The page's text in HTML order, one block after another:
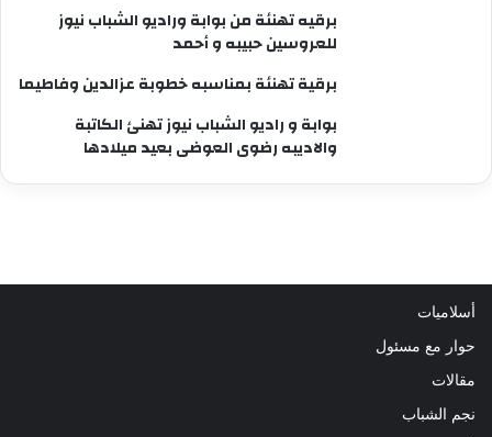
برقيه تهنئة من بوابة وراديو الشباب نيوز
للعروسين حبيبه و أحمد
برقية تهنئة بمناسبه خطوبة عزالدين وفاطيما
بوابة و راديو الشباب نيوز تهنئ الكاتبة
والاديبه رضوى العوضى بعيد ميلادها
أسلاميات
حوار مع مسئول
مقالات
نجم الشباب